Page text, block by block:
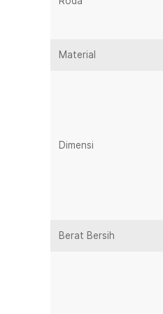
Sepeda listrik lipat
kecepatan dan lain-lain.
Sepeda ini dibuat
berkualitas. Material
Agar keamanan
pada bagian depan
dapat berkendara
Suspensi Empuk
belakang yang sangat
Kayuh dengan
7 gigi pada shifter di
yang tepat juga
Material
Dimensi
Berat Bersih